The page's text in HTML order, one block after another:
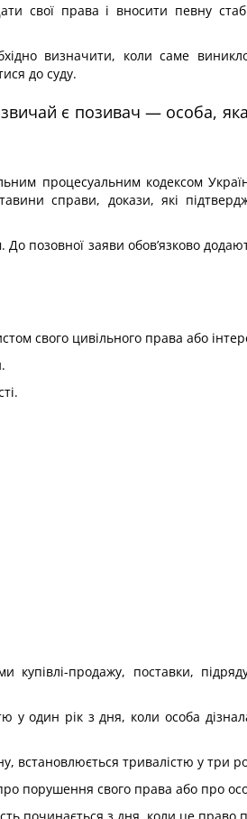
свої права і вносити певну
визначити, коли саме
до суду.
є позивач — особа,
процесуальним кодексом
справи, докази, які
позовної заяви обов’язково
свого цивільного права або
продажу, поставки,
у один рік з дня, коли особа
встановлюється тривалістю у три
порушення свого права або про